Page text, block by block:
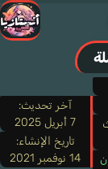
آخر تحديث:
7 أبريل 2025
تاريخ الإنشاء:
14 نوفمبر 2021